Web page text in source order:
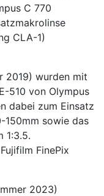
C 770
CLA-1)
2019) wurden mit
510 von Olympus
dabei zum Einsatz
150mm sowie das
1:3.5.
FinePix
2023)